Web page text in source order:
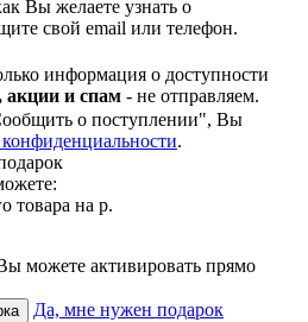
Вы желаете узнать о
свой email или телефон.
информация о доступности
акции и спам - не отправляем.
о поступлении", Вы
.
товара на р.
можете активировать прямо
Да, мне нужен подарок